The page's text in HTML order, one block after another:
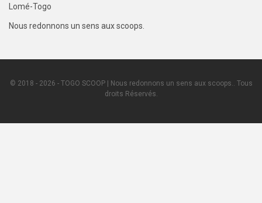
Lomé-Togo
Nous redonnons un sens aux scoops.
© 2018 - 2026 - TOGO SCOOP | Nous redonnons un sens aux scoops.. Tous
droits Réservés.